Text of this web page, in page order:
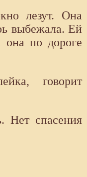
лезут. Она
выбежала. Ей
она по дороге
говорит
спасения